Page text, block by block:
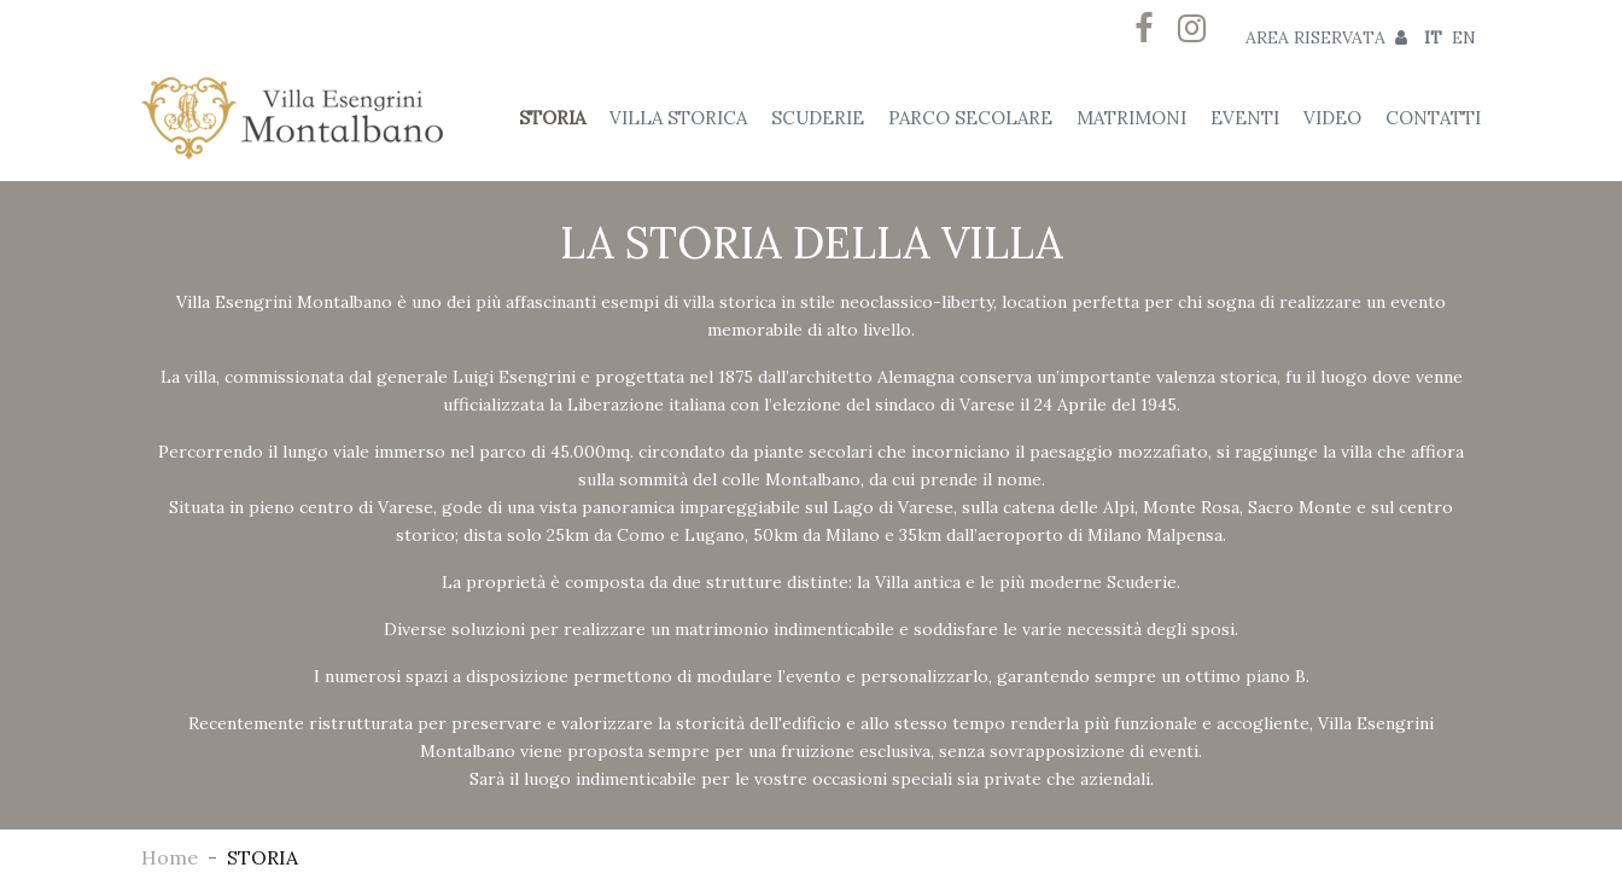
AREA RISERVATA IT EN
STORIA VILLA STORICA SCUDERIE PARCO SECOLARE MATRIMONI EVENTI VIDEO CONTATTI
LA STORIA DELLA VILLA
Villa Esengrini Montalbano è uno dei più affascinanti esempi di villa storica in stile neoclassico-liberty, location perfetta per chi sogna di realizzare un evento
memorabile di alto livello.
La villa, commissionata dal generale Luigi Esengrini e progettata nel 1875 dall’architetto Alemagna conserva un’importante valenza storica, fu il luogo dove venne
ufficializzata la Liberazione italiana con l’elezione del sindaco di Varese il 24 Aprile del 1945.
Percorrendo il lungo viale immerso nel parco di 45.000mq. circondato da piante secolari che incorniciano il paesaggio mozzafiato, si raggiunge la villa che affiora
sulla sommità del colle Montalbano, da cui prende il nome.
Situata in pieno centro di Varese, gode di una vista panoramica impareggiabile sul Lago di Varese, sulla catena delle Alpi, Monte Rosa, Sacro Monte e sul centro
storico; dista solo 25km da Como e Lugano, 50km da Milano e 35km dall’aeroporto di Milano Malpensa.
La proprietà è composta da due strutture distinte: la Villa antica e le più moderne Scuderie.
Diverse soluzioni per realizzare un matrimonio indimenticabile e soddisfare le varie necessità degli sposi.
I numerosi spazi a disposizione permettono di modulare l’evento e personalizzarlo, garantendo sempre un ottimo piano B.
Recentemente ristrutturata per preservare e valorizzare la storicità dell'edificio e allo stesso tempo renderla più funzionale e accogliente, Villa Esengrini
Montalbano viene proposta sempre per una fruizione esclusiva, senza sovrapposizione di eventi.
Sarà il luogo indimenticabile per le vostre occasioni speciali sia private che aziendali.
Home STORIA